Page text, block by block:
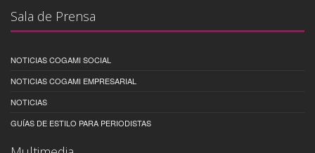
Sala de Prensa
NOTICIAS COGAMI SOCIAL
NOTICIAS COGAMI EMPRESARIAL
NOTICIAS
GUÍAS DE ESTILO PARA PERIODISTAS